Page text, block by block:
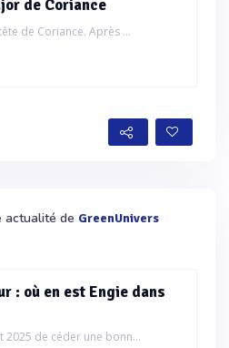
de Coriance
de Coriance. Après ...
actualité de GreenUnivers
: où en est Engie dans
2025 de céder une bonn...